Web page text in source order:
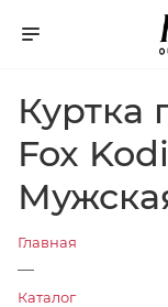
Куртка
Fox
Главная
—
Каталог